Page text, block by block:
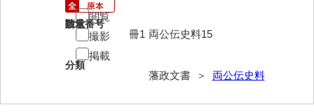
請求番号
両公伝史料15
分類
藩政文書 ＞ 両公伝史料
数量
冊1
閲覧
撮影
掲載